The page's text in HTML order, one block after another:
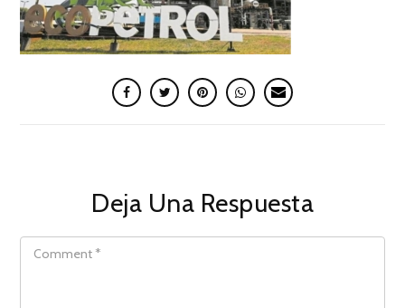
Deja Una Respuesta
COMMENT